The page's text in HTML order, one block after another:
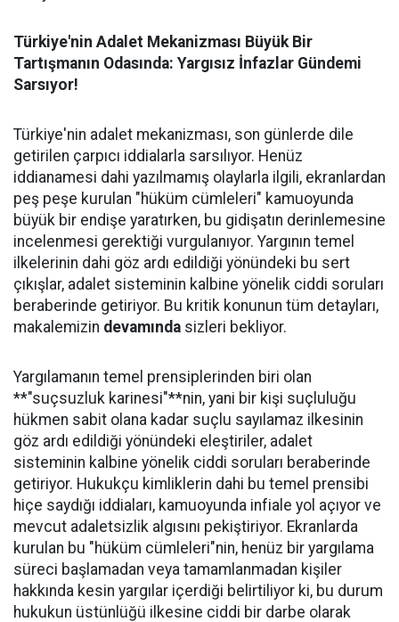
Türkiye'nin Adalet Mekanizması Büyük Bir
Tartışmanın Odasında: Yargısız İnfazlar Gündemi
Sarsıyor!
Türkiye'nin adalet mekanizması, son günlerde dile
getirilen çarpıcı iddialarla sarsılıyor. Henüz
iddianamesi dahi yazılmamış olaylarla ilgili, ekranlardan
peş peşe kurulan "hüküm cümleleri" kamuoyunda
büyük bir endişe yaratırken, bu gidişatın derinlemesine
incelenmesi gerektiği vurgulanıyor. Yargının temel
ilkelerinin dahi göz ardı edildiği yönündeki bu sert
çıkışlar, adalet sisteminin kalbine yönelik ciddi soruları
beraberinde getiriyor. Bu kritik konunun tüm detayları,
makalemizin devamında sizleri bekliyor.
Yargılamanın temel prensiplerinden biri olan
**"suçsuzluk karinesi"**nin, yani bir kişi suçluluğu
hükmen sabit olana kadar suçlu sayılamaz ilkesinin
göz ardı edildiği yönündeki eleştiriler, adalet
sisteminin kalbine yönelik ciddi soruları beraberinde
getiriyor. Hukukçu kimliklerin dahi bu temel prensibi
hiçe saydığı iddiaları, kamuoyunda infiale yol açıyor ve
mevcut adaletsizlik algısını pekiştiriyor. Ekranlarda
kurulan bu "hüküm cümleleri"nin, henüz bir yargılama
süreci başlamadan veya tamamlanmadan kişiler
hakkında kesin yargılar içerdiği belirtiliyor ki, bu durum
hukukun üstünlüğü ilkesine ciddi bir darbe olarak